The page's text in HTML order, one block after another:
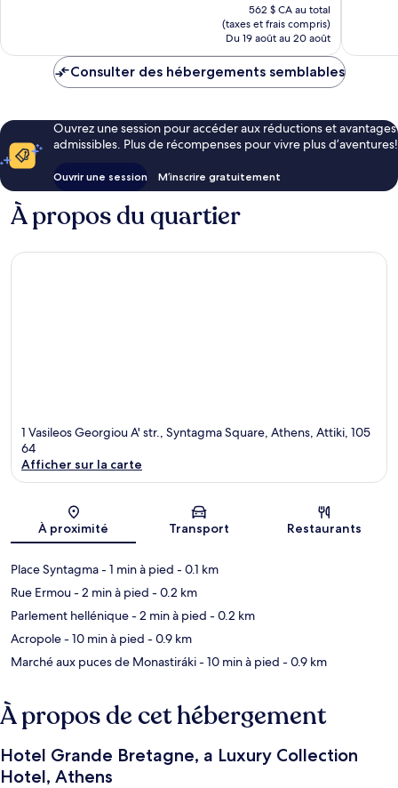
prix
est
de
472 $ CA
562 $ CA au total
(taxes et frais compris)
Du 19 août au 20 août
Consulter des hébergements semblables
Ouvrez une session pour accéder aux réductions et avantages
admissibles. Plus de récompenses pour vivre plus d’aventures!
Ouvrir une session M’inscrire gratuitement
À propos du quartier
1 Vasileos Georgiou A' str., Syntagma Square, Athens, Attiki, 105
64
Afficher sur la carte
À proximité Transport Restaurants
Place Syntagma- 1 min à pied - 0.1 km
Rue Ermou- 2 min à pied - 0.2 km
Parlement hellénique- 2 min à pied - 0.2 km
Acropole- 10 min à pied - 0.9 km
Marché aux puces de Monastiráki- 10 min à pied - 0.9 km
À propos de cet hébergement
Hotel Grande Bretagne, a Luxury Collection
Hotel, Athens